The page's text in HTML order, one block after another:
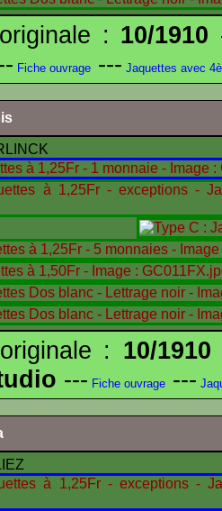
: 10/1910
Fiche ouvrage --- Jaquettes avec
: 10/1910
--- Fiche ouvrage ---